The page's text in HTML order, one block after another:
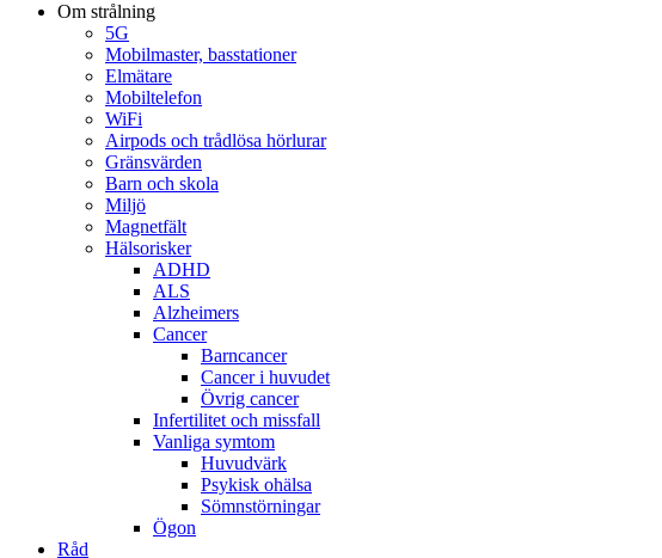
Om strålning
5G
Mobilmaster, basstationer
Elmätare
Mobiltelefon
WiFi
Airpods och trådlösa hörlurar
Gränsvärden
Barn och skola
Miljö
Magnetfält
Hälsorisker
ADHD
ALS
Alzheimers
Cancer
Barncancer
Cancer i huvudet
Övrig cancer
Infertilitet och missfall
Vanliga symtom
Huvudvärk
Psykisk ohälsa
Sömnstörningar
Ögon
Råd